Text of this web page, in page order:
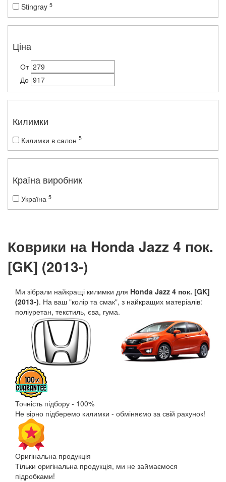
Stingray 5
Ціна
От
До
Килимки
Килимки в салон 5
Країна виробник
Україна 5
Коврики на Honda Jazz 4 пок.
[GK] (2013-)
Ми зібрали найкращі килимки для Honda Jazz 4 пок. [GK]
(2013-). На ваш "колір та смак", з найкращих матеріалів:
поліуретан, текстиль, єва, гума.
Точність підбору - 100%
Не вірно підберемо килимки - обміняємо за свій рахунок!
Оригінальна продукція
Тільки оригінальна продукція, ми не займаємося
підробками!